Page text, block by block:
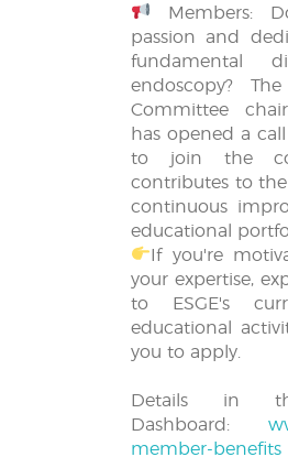
Members:
passion and
fundamental
endoscopy?
Committee
has opened a
to join the
contributes to
continuous
educational
If you're
your expertise,
to ESGE's
educational
you to apply.
Details in
Dashboard:
member-benefits